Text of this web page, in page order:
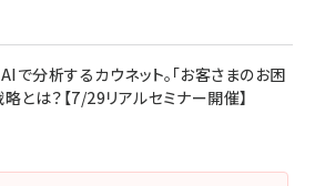
分析するカウネット。「お客さまのお困
とは？【7/29リアルセミナー開催】